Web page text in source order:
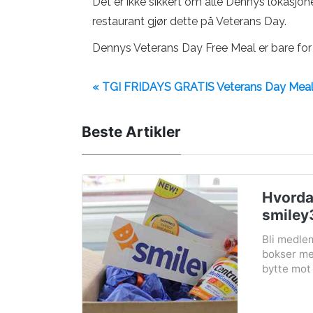
restaurant gjør dette på Veterans Day.
Dennys Veterans Day Free Meal er bare
« TGI FRIDAYS GRATIS Veterans Day
Beste Artikler
Bli
bokser
bytte